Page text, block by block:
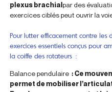
plexus brachial par des
exercices ciblés peut ouvrir la
Pour lutter efficacement contre les
exercices essentiels conçus pour
la coiffe des rotateurs :
Balance pendulaire : Ce
permet de mobiliser